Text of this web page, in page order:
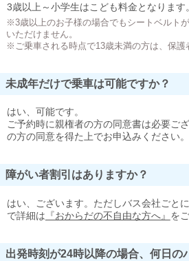
3歳以上～小学生はこども料金となります。
※3歳以上のお子様の場合でもシートベルト
いただけません。
※ご乗車される時点で13歳未満の方は、保護
未成年だけで乗車は可能ですか？
はい、可能です。
ご予約時に親権者の方の同意書は必要ご
の方の同意を得た上でお申込みください。
障がい者割引はありますか？
はい、ございます。ただしバス会社ごと
で詳細は 『おからだの不自由な方へ』 を
出発時刻が24時以降の場合、何日の